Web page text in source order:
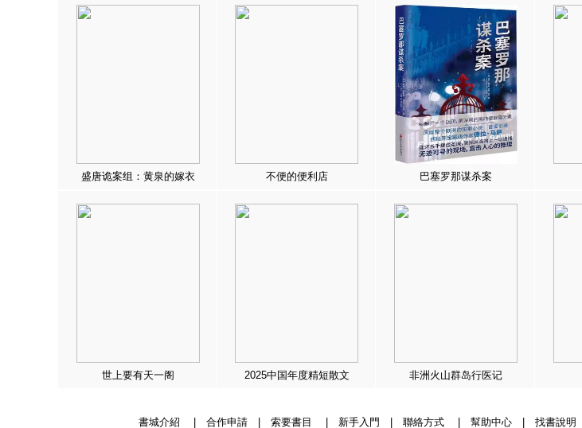
盛唐诡案组：黄泉的嫁衣 不便的便利店 巴塞罗那谋杀案
世上要有天一阁 2025中国年度精短散文 非洲火山群岛行医记
書城介紹 合作申請| 索要書目 新手入門 聯絡方式| 幫助中心| 找書說明